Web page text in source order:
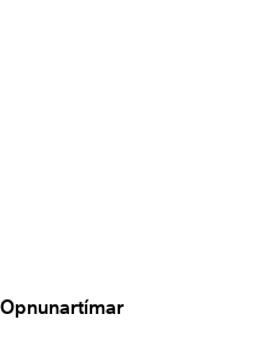
Opnunartímar